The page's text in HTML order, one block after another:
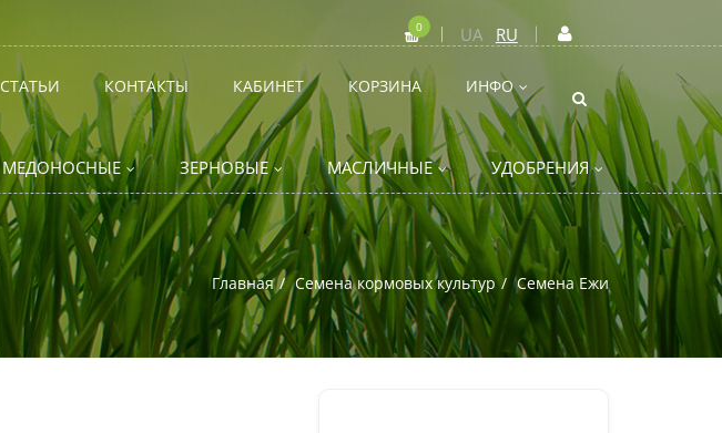
UA RU
0
СТАТЬИ КОНТАКТЫ КАБИНЕТ КОРЗИНА ИНФО
МЕДОНОСНЫЕ ЗЕРНОВЫЕ МАСЛИЧНЫЕ УДОБРЕНИЯ
Главная Семена кормовых культур Семена Ежи